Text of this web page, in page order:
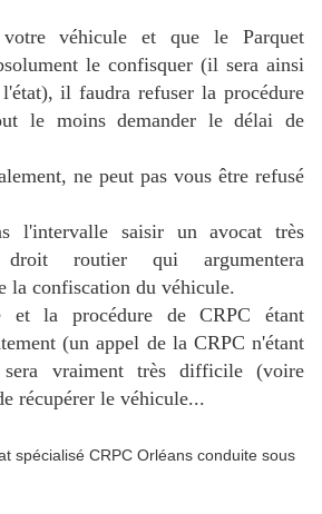
véhicule et que le Parquet
le confisquer (il sera ainsi
il faudra refuser la procédure
le moins demander le délai de
ne peut pas vous être refusé
l'intervalle saisir un avocat très
droit routier qui argumentera
la confiscation du véhicule.
et la procédure de CRPC étant
(un appel de la CRPC n'étant
vraiment très difficile (voire
récupérer le véhicule...